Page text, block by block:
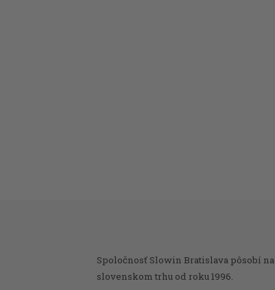
Spoločnosť Slowin Bratislava pôsobí na
slovenskom trhu od roku 1996.